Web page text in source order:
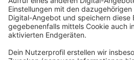
mit den Beinen unterm Arm zur
„richtige“ Arbeitstag noch gar
Letztlich ziehen wir’s natürlich
und es fluppt. Generell ist die
des Menschen bester Freund,